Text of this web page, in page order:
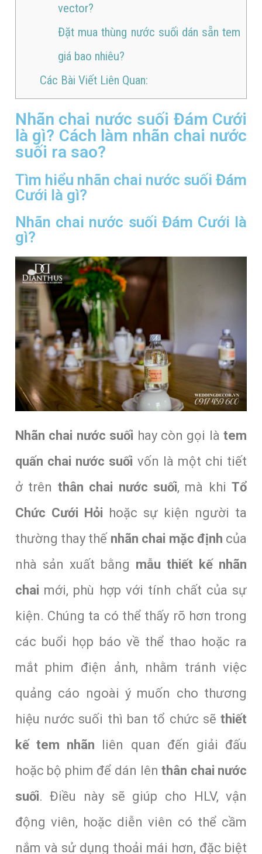
vector?
Đặt mua thùng nước suối dán sẵn tem
giá bao nhiêu?
Các Bài Viết Liên Quan:
Nhãn chai nước suối Đám Cưới
là gì? Cách làm nhãn chai nước
suối ra sao?
Tìm hiểu nhãn chai nước suối Đám
Cưới là gì?
Nhãn chai nước suối Đám Cưới là
gì?
Nhãn chai nước suối hay còn gọi làtem
quấn chai nước suối vốn là một chi tiết
ở trên thân chai nước suối, mà khiTổ
Chức Cưới Hỏi hoặc sự kiện người ta
thường thay thế nhãn chai mặc định của
nhà sản xuất bằng mẫu thiết kế nhãn
chai mới, phù hợp với tính chất của sự
kiện. Chúng ta có thể thấy rõ hơn trong
các buổi họp báo về thể thao hoặc ra
mắt phim điện ảnh, nhằm tránh việc
quảng cáo ngoài ý muốn cho thương
hiệu nước suối thì ban tổ chức sẽthiết
kế tem nhãn liên quan đến giải đấu
hoặc bộ phim để dán lênthân chai nước
suối. Điều này sẽ giúp cho HLV, vận
động viên, hoặc diễn viên có thể cầm
nắm và sử dụng thoải mái hơn, đặc biệt